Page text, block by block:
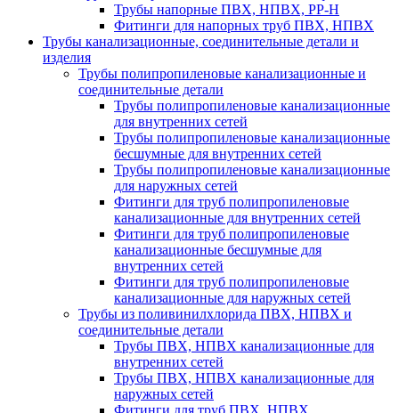
Трубы напорные ПВХ, НПВХ, PP-H
Фитинги для напорных труб ПВХ, НПВХ
Трубы канализационные, соединительные детали и
изделия
Трубы полипропиленовые канализационные и
соединительные детали
Трубы полипропиленовые канализационные
для внутренних сетей
Трубы полипропиленовые канализационные
бесшумные для внутренних сетей
Трубы полипропиленовые канализационные
для наружных сетей
Фитинги для труб полипропиленовые
канализационные для внутренних сетей
Фитинги для труб полипропиленовые
канализационные бесшумные для
внутренних сетей
Фитинги для труб полипропиленовые
канализационные для наружных сетей
Трубы из поливинилхлорида ПВХ, НПВХ и
соединительные детали
Трубы ПВХ, НПВХ канализационные для
внутренних сетей
Трубы ПВХ, НПВХ канализационные для
наружных сетей
Фитинги для труб ПВХ, НПВХ